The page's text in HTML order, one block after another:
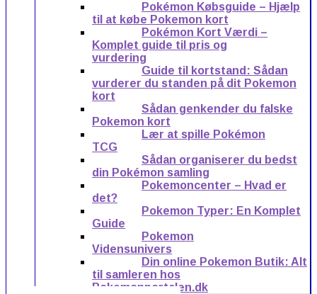
Pokémon Købsguide – Hjælp
til at købe Pokemon kort
Pokémon Kort Værdi –
Komplet guide til pris og
vurdering
Guide til kortstand: Sådan
vurderer du standen på dit Pokemon
kort
Sådan genkender du falske
Pokemon kort
Lær at spille Pokémon
TCG
Sådan organiserer du bedst
din Pokémon samling
Pokemoncenter – Hvad er
det?
Pokemon Typer: En Komplet
Guide
Pokemon
Vidensunivers
Din online Pokemon Butik: Alt
til samleren hos
Pokemonportalen.dk